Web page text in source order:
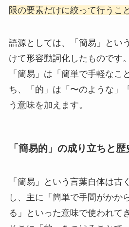
限の要素だけに絞って行うこと
語源としては、「簡易」とい
けて形容動詞化したものです。
「簡易」は「簡単で手軽なこ
ち、「的」は「〜のような」
う意味を加えます。
「簡易的」の成り立ちと歴
「簡易」という言葉自体は古
し、主に「簡単で手間がかか
る」といった意味で使われて